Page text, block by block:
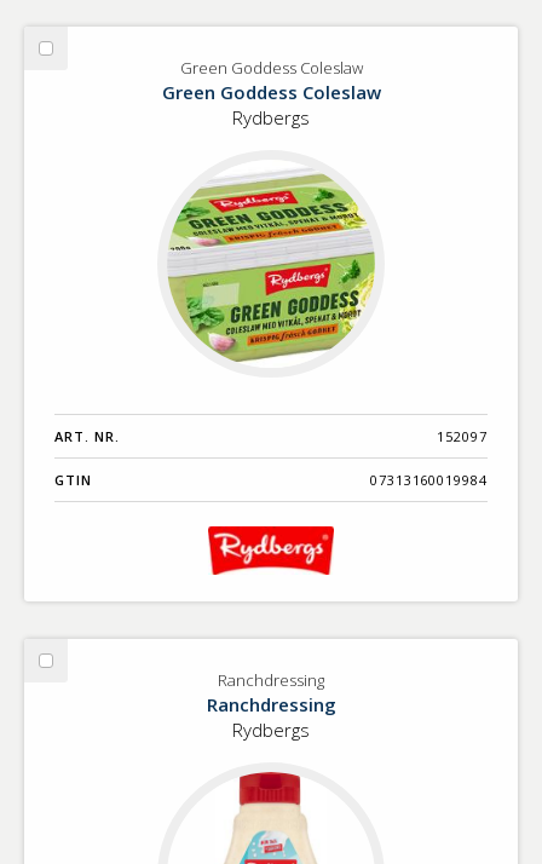
Välj
Green Goddess Coleslaw
Green Goddess Coleslaw
Rydbergs
ART. NR. 152097
GTIN 07313160019984
Välj
Ranchdressing
Ranchdressing
Rydbergs